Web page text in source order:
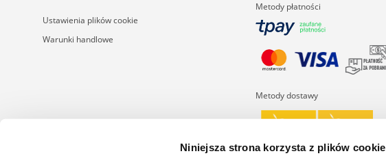
Niniejsza strona korzysta z plików cookie
Ustawienia plików cookie
Warunki handlowe
Metody płatności
Metody dostawy